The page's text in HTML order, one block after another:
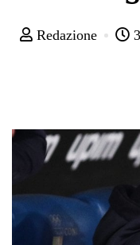
Redazione